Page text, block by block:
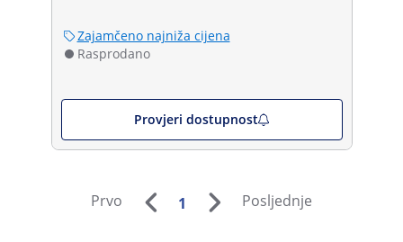
Zajamčeno najniža cijena
Rasprodano
Provjeri dostupnost
Prvo 1 Posljednje